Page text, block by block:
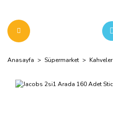
Anasayfa Süpermarket Kahveler